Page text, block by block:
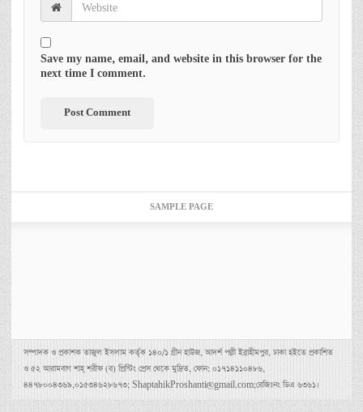
Save my name, email, and website in this browser for the
next time I comment.
SAMPLE PAGE
সম্পাদক ও প্রকাশক তাজুল ইসলাম কর্তৃক ১৪০/১ গ্রীন হাউজ, আদর্শ পল্লী ইব্রাহীমপুর, ঢাকা হইতে প্রকাশিত
ও ৫২ আরামবাগ শাহ্ শরীফ (র) প্রিন্টিং প্রেস থেকে মুদ্রিত, ফোন: ০১৭১৪১১০৪৮৬,
৪৪৭৮০০৪৩৬৯,০১৫৩৪৬২৮৬৭৩; ShaptahikProshanti@gmail.com;রেজিঃনং ডিএ ৬৩৬১।